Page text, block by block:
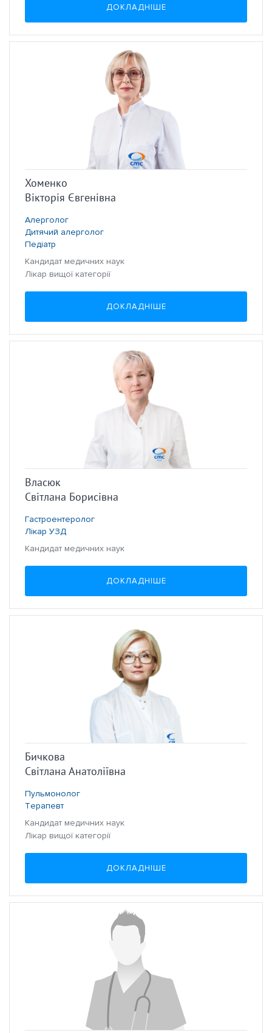
ДОКЛАДНІШЕ
Хоменко
Вікторія Євгенівна
Алерголог
Дитячий алерголог
Педіатр
Кандидат медичних наук
Лікар вищої категорії
ДОКЛАДНІШЕ
Власюк
Світлана Борисівна
Гастроентеролог
Лікар УЗД
Кандидат медичних наук
ДОКЛАДНІШЕ
Бичкова
Світлана Анатоліївна
Пульмонолог
Терапевт
Кандидат медичних наук
Лікар вищої категорії
ДОКЛАДНІШЕ